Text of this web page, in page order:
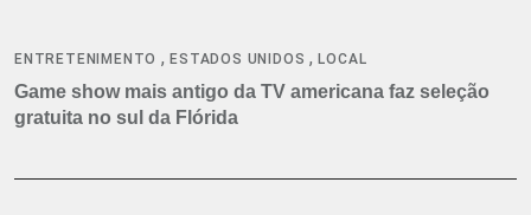
ENTRETENIMENTO ,ESTADOS UNIDOS ,LOCAL
Game show mais antigo da TV americana faz seleção
gratuita no sul da Flórida